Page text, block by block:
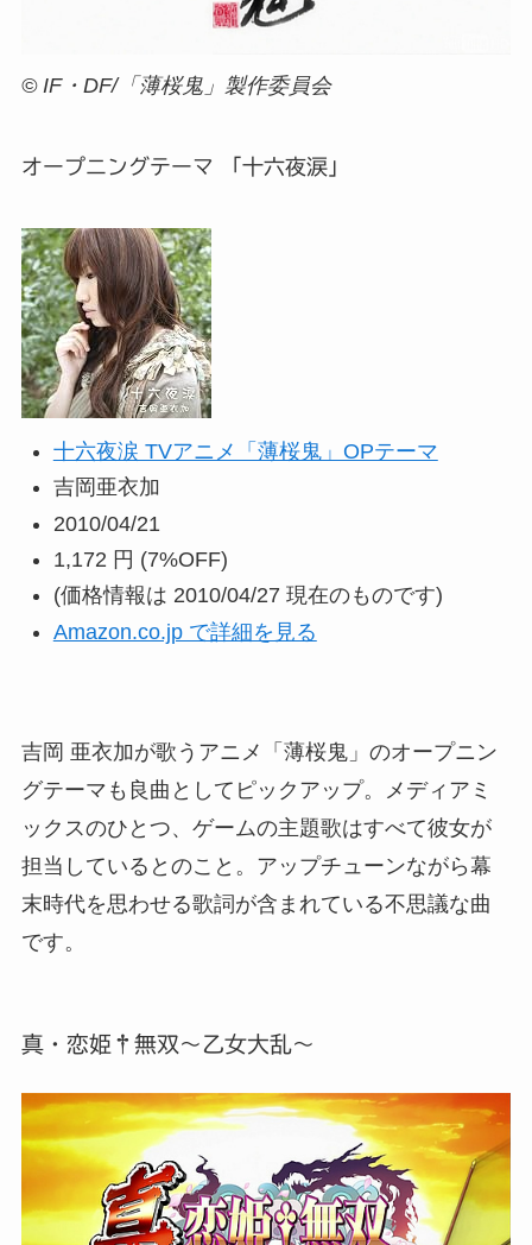
© IF・DF/「薄桜鬼」製作委員会
オープニングテーマ 「十六夜涙」
十六夜涙 TVアニメ「薄桜鬼」OPテーマ
吉岡亜衣加
2010/04/21
1,172 円 (7%OFF)
(価格情報は 2010/04/27 現在のものです)
Amazon.co.jp で詳細を見る
吉岡 亜衣加が歌うアニメ「薄桜鬼」のオープニン
グテーマも良曲としてピックアップ。メディアミ
ックスのひとつ、ゲームの主題歌はすべて彼女が
担当しているとのこと。アップチューンながら幕
末時代を思わせる歌詞が含まれている不思議な曲
です。
真・恋姫†無双～乙女大乱～